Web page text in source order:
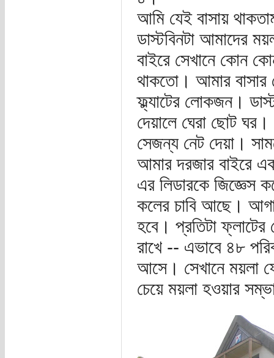
আমি যেই বাসায়
ডাস্টবিনটা আমাদের
বাইরে সেখানে কোন
থাকতো। আমার বাসার
ফ্ল্যাটের লোকজন।
দেয়ালে ঘেরা ছোট
সেজন্য নেট দেয়া।
আমার দরজার বাইরে
এর লিডারকে জিজ্ঞেস
কলের চাবি আছে।
হবে। প্রতিটা
রাখে -- এভাবে ৪৮
আসে। সেখানে ময়লা
চেয়ে ময়লা হওয়ার